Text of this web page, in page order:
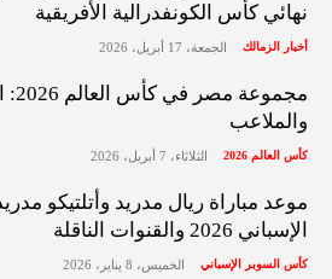
نهائي كأس الكونفدرالية الأفريقية
أخبار الزمالك الجمعة، 17 أبريل، 2026
والملاعب
كأس العالم 2026 الثلاثاء، 7 أبريل، 2026
موعد مباراة ريال مدريد وأتلتيكو
الإسباني 2026 والقنوات الناقلة
كأس السوبر الإسباني الخميس، 8 يناير، 2026